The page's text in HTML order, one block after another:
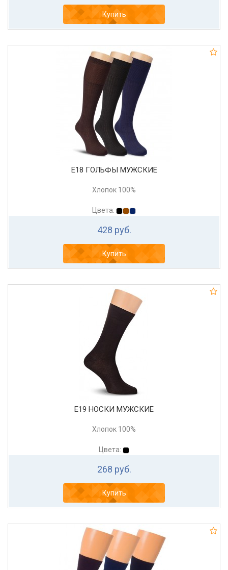
Купить
Е18 ГОЛЬФЫ МУЖСКИЕ
Хлопок 100%
Цвета:
428 руб.
Купить
Е19 НОСКИ МУЖСКИЕ
Хлопок 100%
Цвета:
268 руб.
Купить